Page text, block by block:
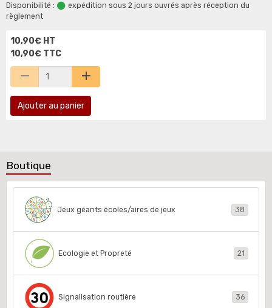
Disponibilité :
expédition sous 2 jours ouvrés après réception du
règlement
10,90€ HT
10,90€ TTC
Ajouter au panier
Boutique
Jeux géants écoles/aires de jeux 38
Ecologie et Propreté 21
Signalisation routière 36